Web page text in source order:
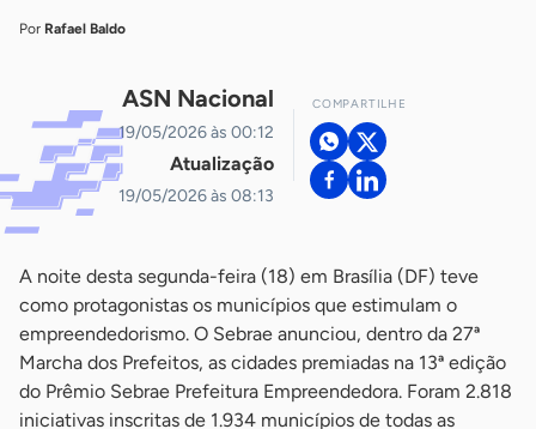
Por Rafael Baldo
ASN Nacional
19/05/2026 às 00:12
Atualização
19/05/2026 às 08:13
COMPARTILHE
A noite desta segunda-feira (18) em Brasília (DF) teve
como protagonistas os municípios que estimulam o
empreendedorismo. O Sebrae anunciou, dentro da 27ª
Marcha dos Prefeitos, as cidades premiadas na 13ª edição
do Prêmio Sebrae Prefeitura Empreendedora. Foram 2.818
iniciativas inscritas de 1.934 municípios de todas as